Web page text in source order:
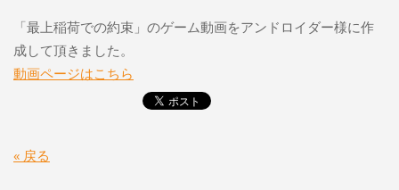
「最上稲荷での約束」のゲーム動画をアンドロイダー様に作
成して頂きました。
動画ページはこちら
« 戻る